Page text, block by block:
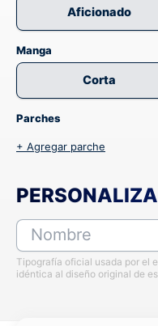
Aficionado
Manga
Corta
Parches
+ Agregar parche
Nombre
Tipografía oficial usada por el
idéntica al diseño original de